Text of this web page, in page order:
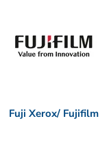
Fuji Xerox/ Fujifilm